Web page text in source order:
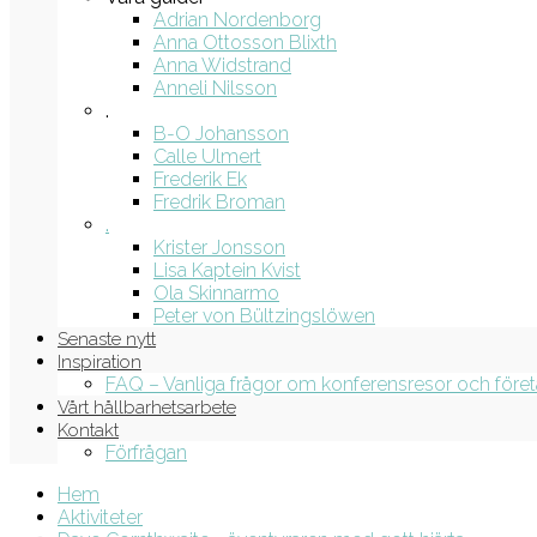
Adrian Nordenborg
Anna Ottosson Blixth
Anna Widstrand
Anneli Nilsson
.
B-O Johansson
Calle Ulmert
Frederik Ek
Fredrik Broman
.
Krister Jonsson
Lisa Kaptein Kvist
Ola Skinnarmo
Peter von Bültzingslöwen
Senaste nytt
Inspiration
FAQ – Vanliga frågor om konferensresor och
Vårt hållbarhetsarbete
Kontakt
Förfrågan
Hem
Aktiviteter